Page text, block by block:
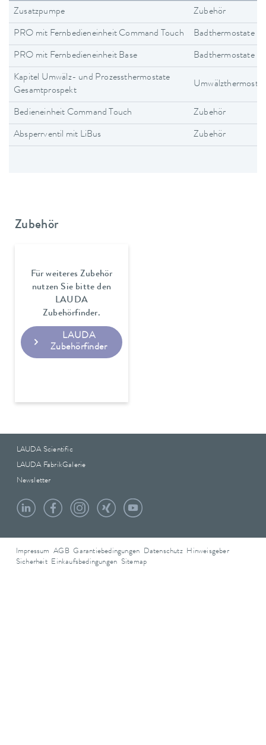
Zusatzpumpe Zubehör
PRO mit Fernbedieneinheit Command Touch Badthermostate
PRO mit Fernbedieneinheit Base Badthermostate
Kapitel Umwälz- und Prozessthermostate
Gesamtprospekt
Bedieneinheit Command Touch Zubehör
Absperrventil mit LiBus Zubehör
Zubehör
Für weiteres Zubehör
nutzen Sie bitte den
LAUDA
Zubehörfinder.
LAUDA
Zubehörfinder
LAUDA Scientific
LAUDA FabrikGalerie
Newsletter
Impressum AGB Garantiebedingungen Datenschutz Hinweisgeber
Sicherheit Einkaufsbedingungen Sitemap